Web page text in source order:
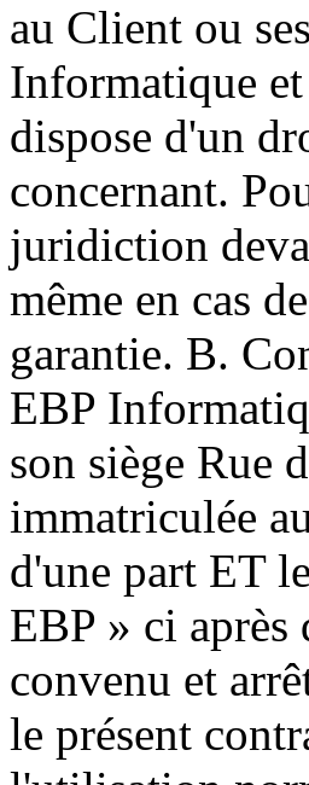
au Client ou
Informatique
dispose d'un
concernant.
juridiction
même en cas
garantie. B.
EBP
son siège Rue
immatriculée
d'une part ET
EBP » ci